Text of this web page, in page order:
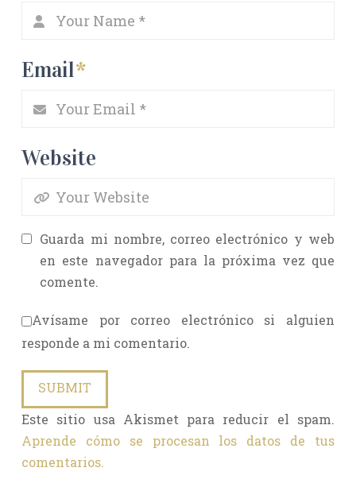
Email*
Website
Guarda mi nombre, correo electrónico y web
en este navegador para la próxima vez que
comente.
Avísame por correo electrónico si alguien
responde a mi comentario.
Este sitio usa Akismet para reducir el spam.
Aprende cómo se procesan los datos de tus
comentarios.